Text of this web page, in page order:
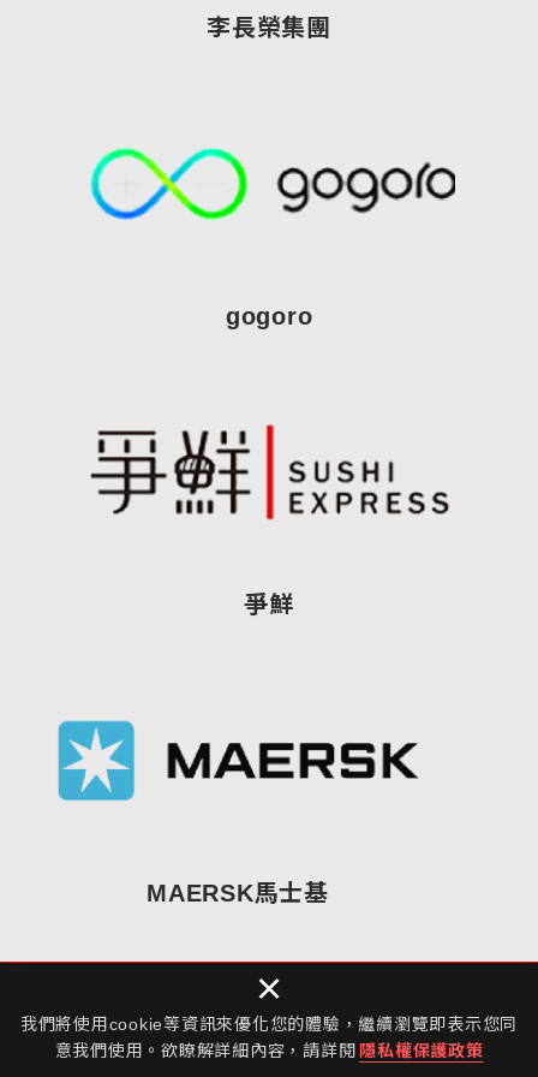
我們將使用cookie等資訊來優化您的體驗，繼續瀏覽即表示您同
意我們使用。欲瞭解詳細內容，請詳閱 隱私權保護政策
×
李長榮集團
gogoro
爭鮮
MAERSK馬士基